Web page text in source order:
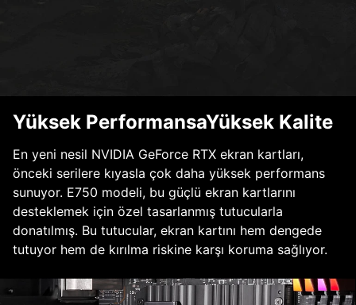
Yüksek PerformansaYüksek Kalite
En yeni nesil NVIDIA GeForce RTX ekran kartları,
önceki serilere kıyasla çok daha yüksek performans
sunuyor. E750 modeli, bu güçlü ekran kartlarını
desteklemek için özel tasarlanmış tutucularla
donatılmış. Bu tutucular, ekran kartını hem dengede
tutuyor hem de kırılma riskine karşı koruma sağlıyor.